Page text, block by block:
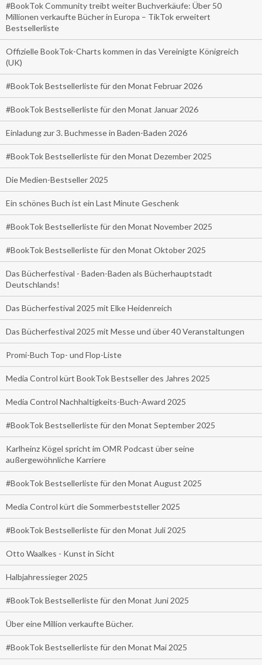
#BookTok Community treibt weiter Buchverkäufe: Über 50
Millionen verkaufte Bücher in Europa – TikTok erweitert
Bestsellerliste
Offizielle BookTok-Charts kommen in das Vereinigte Königreich
(UK)
#BookTok Bestsellerliste für den Monat Februar 2026
#BookTok Bestsellerliste für den Monat Januar 2026
Einladung zur 3. Buchmesse in Baden-Baden 2026
#BookTok Bestsellerliste für den Monat Dezember 2025
Die Medien-Bestseller 2025
Ein schönes Buch ist ein Last Minute Geschenk
#BookTok Bestsellerliste für den Monat November 2025
#BookTok Bestsellerliste für den Monat Oktober 2025
Das Bücherfestival - Baden-Baden als Bücherhauptstadt
Deutschlands!
Das Bücherfestival 2025 mit Elke Heidenreich
Das Bücherfestival 2025 mit Messe und über 40 Veranstaltungen
Promi-Buch Top- und Flop-Liste
Media Control kürt BookTok Bestseller des Jahres 2025
Media Control Nachhaltigkeits-Buch-Award 2025
#BookTok Bestsellerliste für den Monat September 2025
Karlheinz Kögel spricht im OMR Podcast über seine
außergewöhnliche Karriere
#BookTok Bestsellerliste für den Monat August 2025
Media Control kürt die Sommerbeststeller 2025
#BookTok Bestsellerliste für den Monat Juli 2025
Otto Waalkes - Kunst in Sicht
Halbjahressieger 2025
#BookTok Bestsellerliste für den Monat Juni 2025
Über eine Million verkaufte Bücher.
#BookTok Bestsellerliste für den Monat Mai 2025